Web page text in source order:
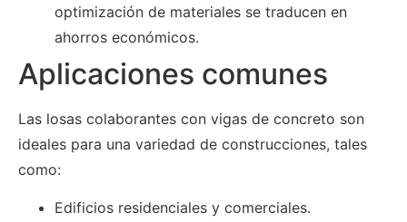
optimización de materiales se traducen en
ahorros económicos.
Aplicaciones comunes
Las losas colaborantes con vigas de concreto son
ideales para una variedad de construcciones, tales
como:
Edificios residenciales y comerciales.